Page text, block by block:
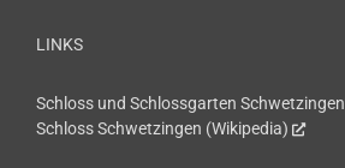
LINKS
Schloss und Schlossgarten Schwetzingen
Schloss Schwetzingen (Wikipedia)